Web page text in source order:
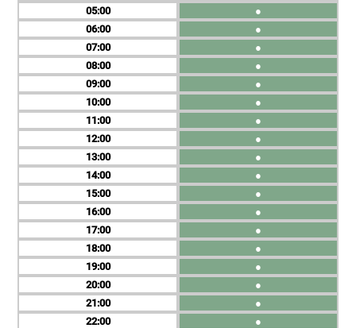
05
06
07
08
09
10
11
12
13
14
15
16
17
18
19
20
21
22
●
●
●
●
●
●
●
●
●
●
●
●
●
●
●
●
●
●